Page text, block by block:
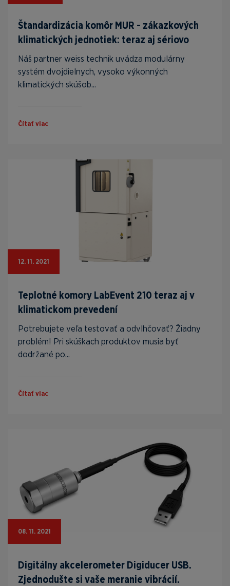
Štandardizácia komôr MUR - zákazkových
klimatických jednotiek: teraz aj sériovo
Náš partner weiss technik uvádza modulárny
systém dvojdielnych, vysoko výkonných
klimatických skúšob...
Čítať viac
12. 11. 2021
Teplotné komory LabEvent 210 teraz aj v
klimatickom prevedení
Potrebujete veľa testovať a odvlhčovať? Žiadny
problém! Pri skúškach produktov musia byť
dodržané po...
Čítať viac
08. 11. 2021
Digitálny akcelerometer Digiducer USB.
Zjednodušte si vaše meranie vibrácií.